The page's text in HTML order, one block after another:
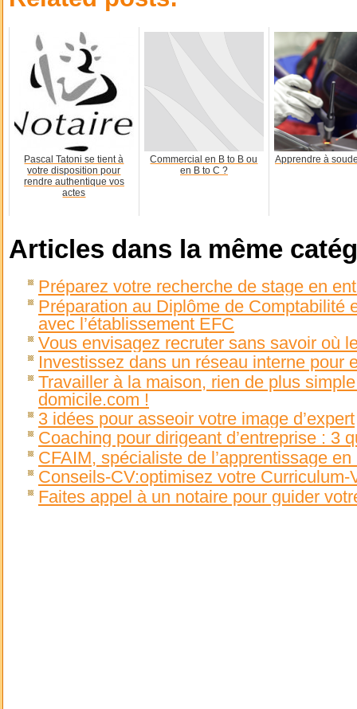
Pascal Tatoni se tient à
votre disposition pour
rendre authentique vos
actes
Commercial en B to B ou
en B to C ?
Apprendre à
Articles dans la même
Préparez votre recherche de stage en
Préparation au Diplôme de Comptabilité
avec l’établissement EFC
Vous envisagez recruter sans savoir où
Investissez dans un réseau interne pour
Travailler à la maison, rien de plus
domicile.com !
3 idées pour asseoir votre image d’expert
Coaching pour dirigeant d’entreprise : 3
CFAIM, spécialiste de l’apprentissage en
Conseils-CV:optimisez votre Curriculum-
Faites appel à un notaire pour guider